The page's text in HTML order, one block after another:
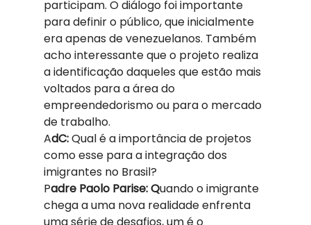
participam. O diálogo foi importante
para definir o público, que inicialmente
era apenas de venezuelanos. Também
acho interessante que o projeto realiza
a identificação daqueles que estão mais
voltados para a área do
empreendedorismo ou para o mercado
de trabalho.
AdC: Qual é a importância de projetos
como esse para a integração dos
imigrantes no Brasil?
Padre Paolo Parise: Quando o imigrante
chega a uma nova realidade enfrenta